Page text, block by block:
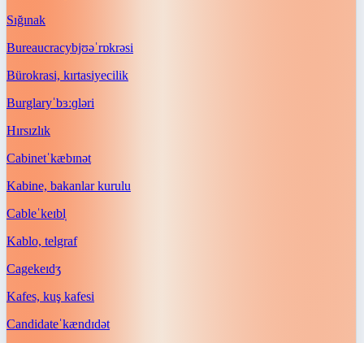
Sığınak
Bureaucracybjʊəˈrɒkrəsi
Bürokrasi, kırtasiyecilik
Burglaryˈbɜːɡləri
Hırsızlık
Cabinetˈkæbɪnət
Kabine, bakanlar kurulu
Cableˈkeɪbl̩
Kablo, telgraf
Cagekeɪdʒ
Kafes, kuş kafesi
Candidateˈkændɪdət